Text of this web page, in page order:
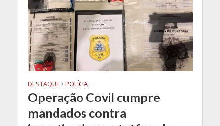
DESTAQUE • POLÍCIA
Operação Covil cumpre
mandados contra